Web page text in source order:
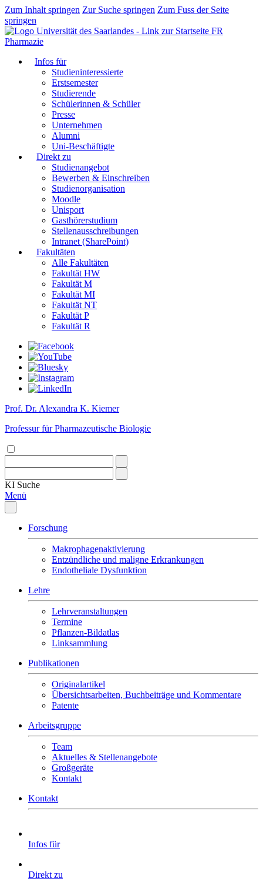
Zum Inhalt springen Zur Suche springen Zum Fuss der Seite
springen
FR
Pharmazie
Infos für
Studieninteressierte
Erstsemester
Studierende
Schülerinnen & Schüler
Presse
Unternehmen
Alumni
Uni-Beschäftigte
Direkt zu
Studienangebot
Bewerben & Einschreiben
Studienorganisation
Moodle
Unisport
Gasthörerstudium
Stellenausschreibungen
Intranet (SharePoint)
Fakultäten
Alle Fakultäten
Fakultät HW
Fakultät M
Fakultät MI
Fakultät NT
Fakultät P
Fakultät R
Prof. Dr. Alexandra K. Kiemer
Professur für Pharmazeutische Biologie
KI Suche
Menü
Forschung
Makrophagenaktivierung
Entzündliche und maligne Erkrankungen
Endotheliale Dysfunktion
Lehre
Lehrveranstaltungen
Termine
Pflanzen-Bildatlas
Linksammlung
Publikationen
Originalartikel
Übersichtsarbeiten, Buchbeiträge und Kommentare
Patente
Arbeitsgruppe
Team
Aktuelles & Stellenangebote
Großgeräte
Kontakt
Kontakt
Infos für
Direkt zu